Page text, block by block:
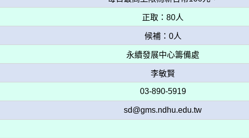
正取：80人
候補：0人
永續發展中心籌備處
李敏賢
03-890-5919
sd@gms.ndhu.edu.tw